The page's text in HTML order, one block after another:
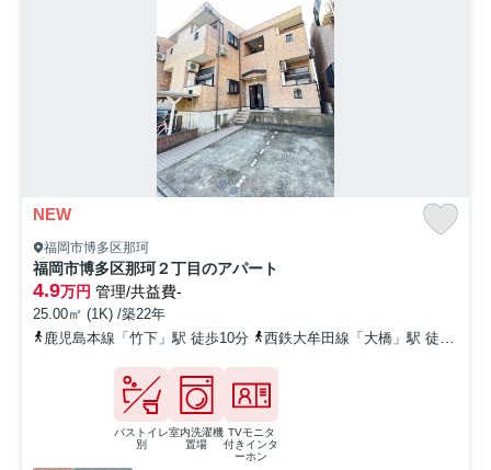
NEW
福岡市博多区那珂
福岡市博多区那珂２丁目のアパート
4.9万円 管理/共益費-
25.00㎡ (1K) /築22年
鹿児島本線「竹下」駅 徒歩10分
西鉄大牟田線「大橋」駅 徒歩24分
バストイレ
別
室内洗濯機
置場
TVモニタ
付きインタ
ーホン